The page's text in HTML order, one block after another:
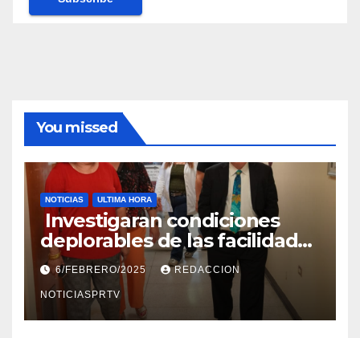
You missed
NOTICIAS ULTIMA HORA
Investigaran condiciones
deplorables de las facilidades
el Departamento de la Salud
en Mayagüez
6/FEBRERO/2025 REDACCION
NOTICIASPRTV